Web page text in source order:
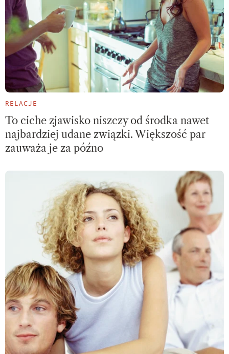
RELACJE
To ciche zjawisko niszczy od środka nawet
najbardziej udane związki. Większość par
zauważa je za późno